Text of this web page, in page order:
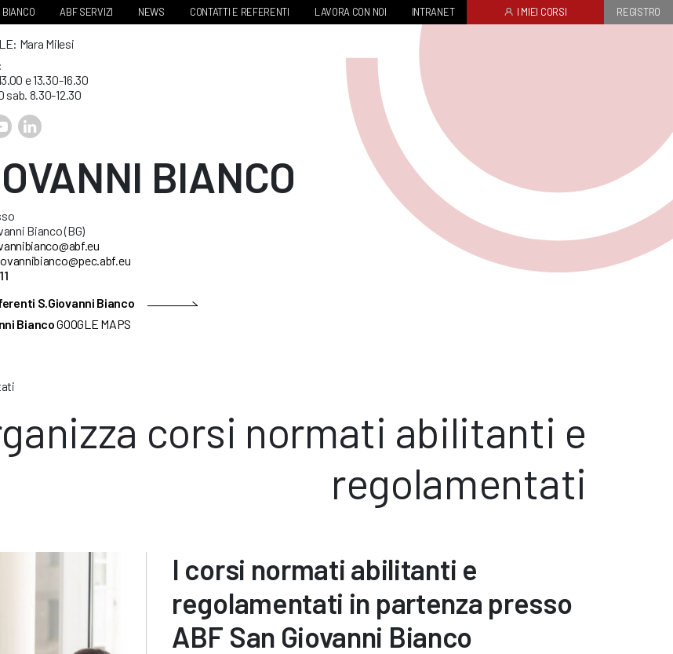
BIANCO ABF SERVIZI NEWS CONTATTI E REFERENTI LAVORA CON NOI INTRANET I MIEI CORSI REGISTRO
Mara Milesi
e 13.30-16.30
sab. 8.30-12.30
BIANCO
Bianco (BG)
S.Giovanni Bianco
BiancoGOOGLE MAPS
corsi normati abilitanti e
regolamentati
I corsi normati abilitanti e
regolamentati in partenza presso
ABF San Giovanni Bianco